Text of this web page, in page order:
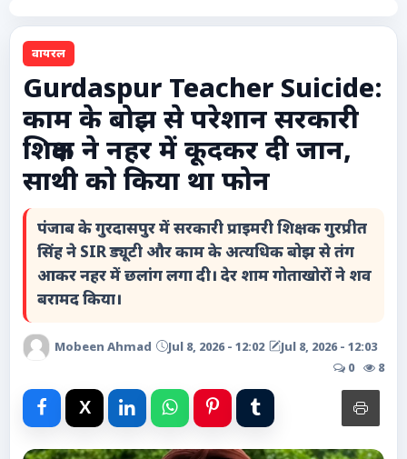
टेक्नोलॉजी / गैजेट्स
लाइफस्टाइल
वायरल
स्पेशल
विशेष लेख
धर्म और अध्यात्म
Advertise with Us
Events
Gallery
वायरल
Gurdaspur Teacher Suicide:
काम के बोझ से परेशान सरकारी
शिक्षक ने नहर में कूदकर दी जान,
साथी को किया था फोन
पंजाब के गुरदासपुर में सरकारी प्राइमरी शिक्षक गुरप्रीत
सिंह ने SIR ड्यूटी और काम के अत्यधिक बोझ से तंग
आकर नहर में छलांग लगा दी। देर शाम गोताखोरों ने शव
बरामद किया।
Mobeen Ahmad Jul 8, 2026 - 12:02
Jul 8, 2026 - 12:03
0
8